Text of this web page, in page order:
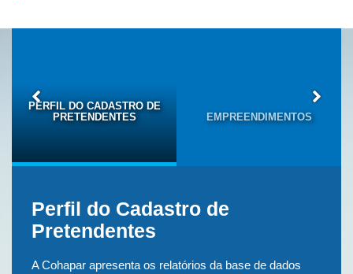
PERFIL DO CADASTRO DE
PRETENDENTES
EMPREENDIMENTOS
Perfil do Cadastro de
Pretendentes
A Cohapar apresenta os relatórios da base de dados